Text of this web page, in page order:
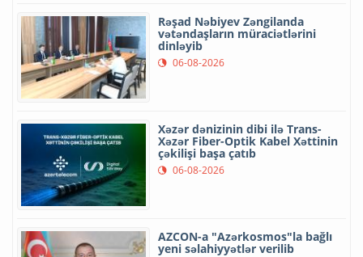
Rəşad Nəbiyev Zəngilanda
vətəndaşların müraciətlərini
dinləyib
06-08-2026
Xəzər dənizinin dibi ilə Trans-
Xəzər Fiber-Optik Kabel Xəttinin
çəkilişi başa çatıb
06-08-2026
AZCON-a "Azərkosmos"la bağlı
yeni səlahiyyətlər verilib